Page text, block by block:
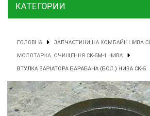
КАТЕГОРИИ
ГОЛОВНА ЗАПЧАСТИНИ НА КОМБАЙН НИВА
МОЛОТАРКА. ОЧИЩЕННЯ СК-5М-1 НИВА
ВТУЛКА ВАРІАТОРА БАРАБАНА (БОЛ.) НИВА СК-5